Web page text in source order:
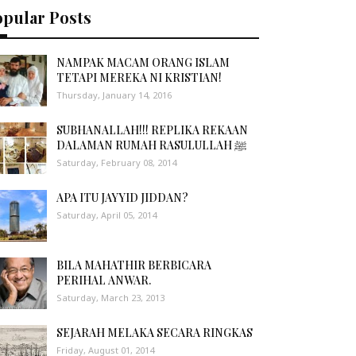
Posts
NAMPAK MACAM ORANG ISLAM
TETAPI MEREKA NI KRISTIAN!
Thursday, January 14, 2016
SUBHANALLAH!!! REPLIKA REKAAN
DALAMAN RUMAH RASULULLAH ﷺ
Saturday, February 08, 2014
APA ITU JAYYID JIDDAN?
Saturday, April 05, 2014
BILA MAHATHIR BERBICARA
PERIHAL ANWAR.
Saturday, March 23, 2013
SEJARAH MELAKA SECARA RINGKAS
Friday, August 01, 2014